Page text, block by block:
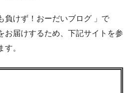
負けず！おーだいブログ 」で
お届けするため、下記サイトを参
。